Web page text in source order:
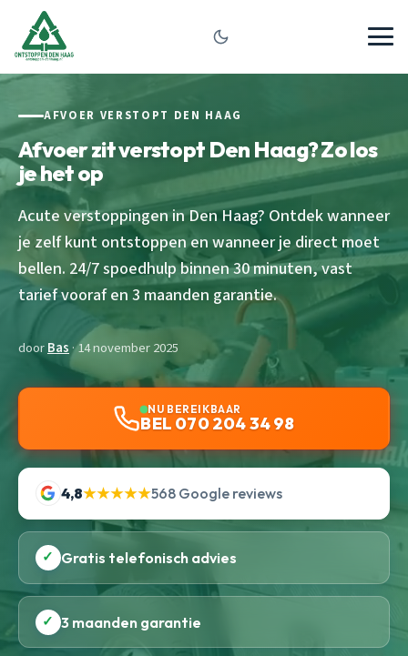
AFVOER VERSTOPT DEN HAAG
Afvoer zit verstopt Den Haag? Zo los
je het op
Acute verstoppingen in Den Haag? Ontdek wanneer
je zelf kunt ontstoppen en wanneer je direct moet
bellen. 24/7 spoedhulp binnen 30 minuten, vast
tarief vooraf en 3 maanden garantie.
doorBas · 14 november 2025
NU BEREIKBAAR
BEL 070 204 34 98
4,8★★★★★568 Google reviews
✓ Gratis telefonisch advies
✓ 3 maanden garantie